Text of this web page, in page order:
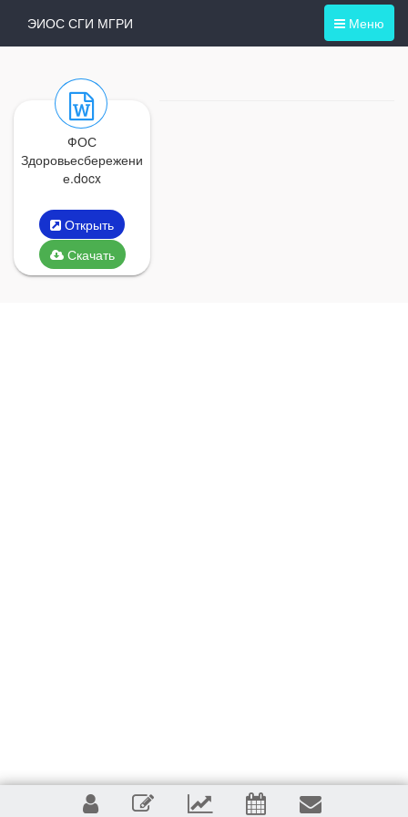
Меню
ЭИОС СГИ МГРИ
ФОС
Здоровьесбережени
е.docx
Открыть
Скачать